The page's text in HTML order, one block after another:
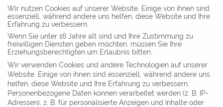
INFORMATION
Franz-Mehring-Platz 12 D,
09599 Freiberg
kontakt@timo-leukefeld.de
+49 3731 41 93 86 0
Wir nutzen Cookies auf unserer Website. Einige von ihnen sind
essenziell, während andere uns helfen, diese Website und Ihre
Erfahrung zu verbessern.
Wenn Sie unter 16 Jahre alt sind und Ihre Zustimmung zu
freiwilligen Diensten geben möchten, müssen Sie Ihre
Erziehungsberechtigten um Erlaubnis bitten.
Wir verwenden Cookies und andere Technologien auf unserer
Website. Einige von ihnen sind essenziell, während andere uns
helfen, diese Website und Ihre Erfahrung zu verbessern.
Personenbezogene Daten können verarbeitet werden (z. B. IP-
Adressen), z. B. für personalisierte Anzeigen und Inhalte oder